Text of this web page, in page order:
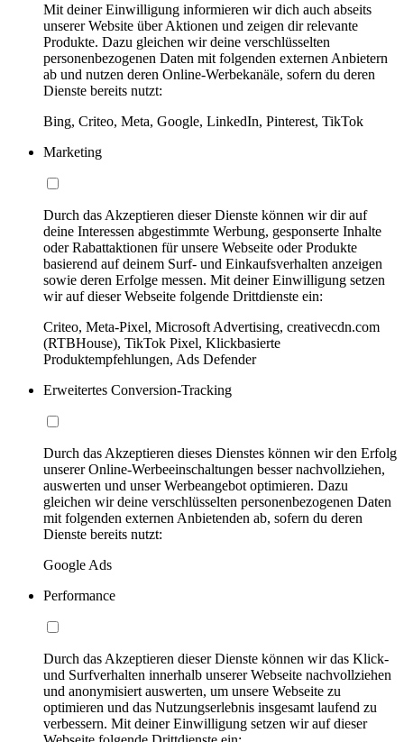
Mit deiner Einwilligung informieren wir dich auch abseits
unserer Website über Aktionen und zeigen dir relevante
Produkte. Dazu gleichen wir deine verschlüsselten
personenbezogenen Daten mit folgenden externen Anbietern
ab und nutzen deren Online-Werbekanäle, sofern du deren
Dienste bereits nutzt:
Bing, Criteo, Meta, Google, LinkedIn, Pinterest, TikTok
Marketing
Durch das Akzeptieren dieser Dienste können wir dir auf
deine Interessen abgestimmte Werbung, gesponserte Inhalte
oder Rabattaktionen für unsere Webseite oder Produkte
basierend auf deinem Surf- und Einkaufsverhalten anzeigen
sowie deren Erfolge messen. Mit deiner Einwilligung setzen
wir auf dieser Webseite folgende Drittdienste ein:
Criteo, Meta-Pixel, Microsoft Advertising, creativecdn.com
(RTBHouse), TikTok Pixel, Klickbasierte
Produktempfehlungen, Ads Defender
Erweitertes Conversion-Tracking
Durch das Akzeptieren dieses Dienstes können wir den Erfolg
unserer Online-Werbeeinschaltungen besser nachvollziehen,
auswerten und unser Werbeangebot optimieren. Dazu
gleichen wir deine verschlüsselten personenbezogenen Daten
mit folgenden externen Anbietenden ab, sofern du deren
Dienste bereits nutzt:
Google Ads
Performance
Durch das Akzeptieren dieser Dienste können wir das Klick-
und Surfverhalten innerhalb unserer Webseite nachvollziehen
und anonymisiert auswerten, um unsere Webseite zu
optimieren und das Nutzungserlebnis insgesamt laufend zu
verbessern. Mit deiner Einwilligung setzen wir auf dieser